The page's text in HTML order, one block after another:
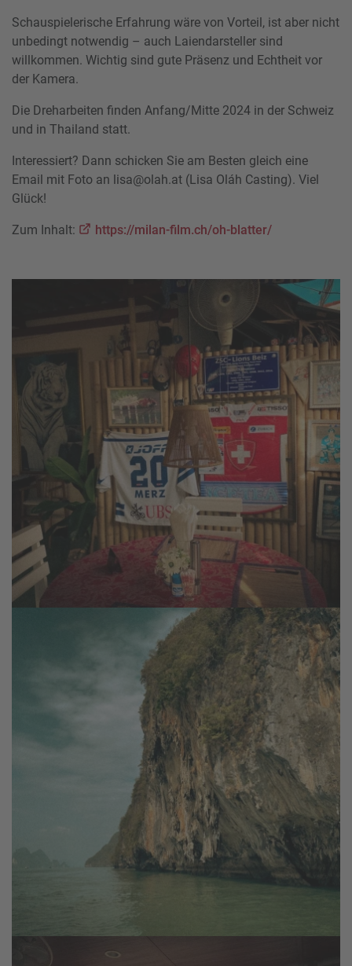
Schauspielerische Erfahrung wäre von Vorteil, ist aber nicht
unbedingt notwendig – auch Laiendarsteller sind
willkommen. Wichtig sind gute Präsenz und Echtheit vor
der Kamera.
Die Dreharbeiten finden Anfang/Mitte 2024 in der Schweiz
und in Thailand statt.
Interessiert? Dann schicken Sie am Besten gleich eine
Email mit Foto an lisa@olah.at (Lisa Oláh Casting). Viel
Glück!
Zum Inhalt: https://milan-film.ch/oh-blatter/